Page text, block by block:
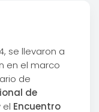
se llevaron a
en el marco
de
de
el Encuentro